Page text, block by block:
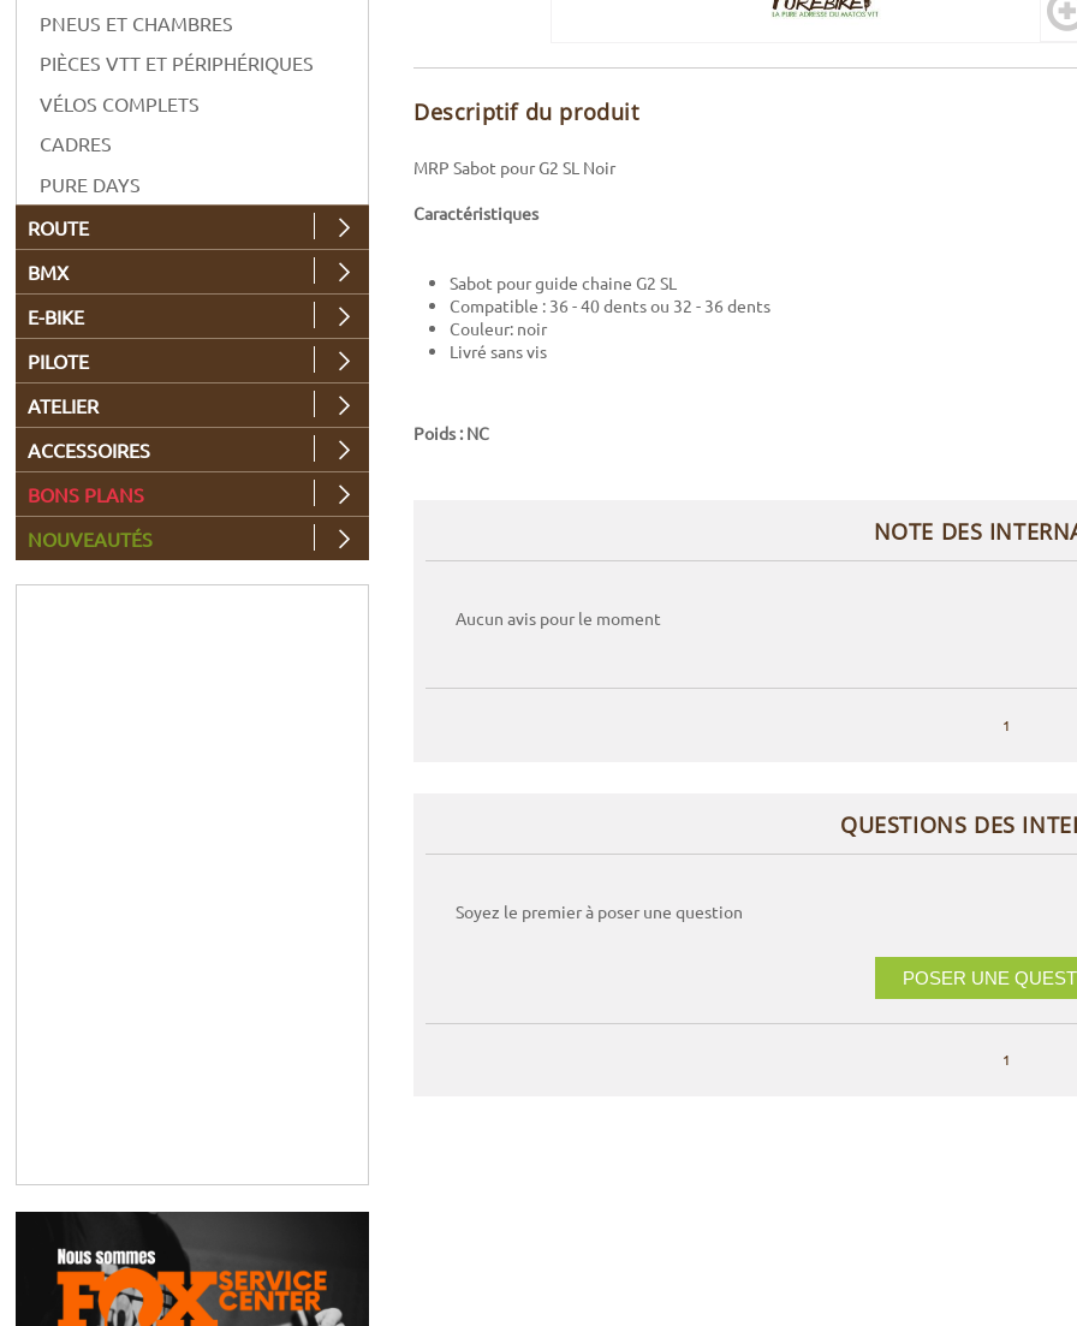
Descriptif du produit
MRP Sabot pour G2 SL Noir
Caractéristiques
Sabot pour guide chaine G2 SL
Compatible : 36 - 40 dents ou 32 - 36 dents
Couleur: noir
Livré sans vis
Poids : NC
NOTE DES
Aucun avis pour le moment
1
QUESTIONS DES
Soyez le premier à poser une question
POSER UNE
1
PNEUS ET CHAMBRES
PIÈCES VTT ET PÉRIPHÉRIQUES
VÉLOS COMPLETS
CADRES
PURE DAYS
ROUTE
BMX
E-BIKE
PILOTE
ATELIER
ACCESSOIRES
BONS PLANS
NOUVEAUTÉS